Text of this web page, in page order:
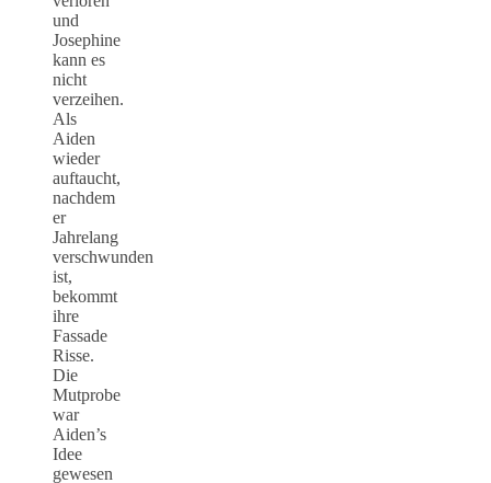
und
Josephine
kann es
nicht
verzeihen.
Als
Aiden
wieder
auftaucht,
nachdem
er
Jahrelang
verschwunden
ist,
bekommt
ihre
Fassade
Risse.
Die
Mutprobe
war
Aiden’s
Idee
gewesen